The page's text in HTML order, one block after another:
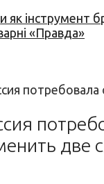
як інструмент
«Правда»
две